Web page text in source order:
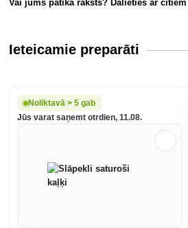
Vai jums patika raksts? Dalieties ar citiem
Ieteicamie preparāti
Noliktavā > 5 gab
Jūs varat saņemt otrdien, 11.08.